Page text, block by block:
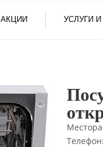
АКЦИИ УСЛУГИ
Телефон: